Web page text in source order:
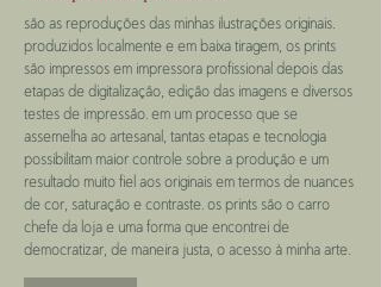
são as reproduções das minhas ilustrações originais.
produzidos localmente e em baixa tiragem, os prints
são impressos em impressora profissional depois das
etapas de digitalização, edição das imagens e diversos
testes de impressão. em um processo que se
assemelha ao artesanal, tantas etapas e tecnologia
possibilitam maior controle sobre a produção e um
resultado muito fiel aos originais em termos de nuances
de cor, saturação e contraste. os prints são o carro
chefe da loja e uma forma que encontrei de
democratizar, de maneira justa, o acesso à minha arte.